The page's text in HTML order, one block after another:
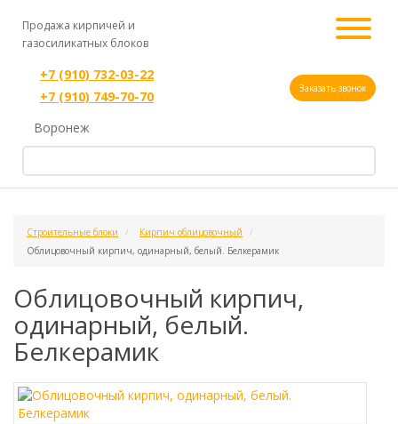
Продажа кирпичей и
газосиликатных блоков
+7 (910) 732-03-22
+7 (910) 749-70-70
Заказать звонок
Воронеж
Строительные блоки
Кирпич облицовочный
Облицовочный кирпич, одинарный, белый. Белкерамик
Облицовочный кирпич,
одинарный, белый.
Белкерамик